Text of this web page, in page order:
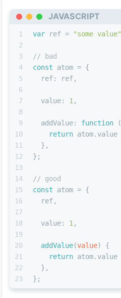
JAVASCRIPT
1
2
3
4
5
6
7
8
9
10
11
12
13
14
15
16
17
18
19
20
21
22
23
var ref = "some value"
// bad
const atom = {
ref: ref,
value: 1 ,
addValue: function (
return atom. value
  },
};
// good
const atom = {
  ref,
value: 1 ,
addValue(value) {
return atom. value
  },
};